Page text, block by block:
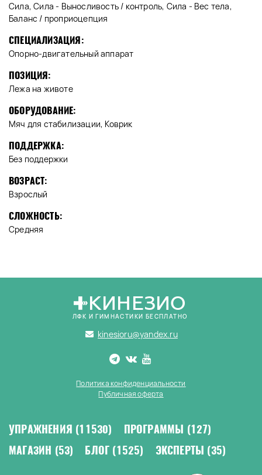
Сила, Сила - Выносливость / контроль, Сила - Вес тела,
Баланс / проприоцепция
СПЕЦИАЛИЗАЦИЯ:
Опорно-двигательный аппарат
ПОЗИЦИЯ:
Лежа на животе
ОБОРУДОВАНИЕ:
Мяч для стабилизации, Коврик
ПОДДЕРЖКА:
Без поддержки
ВОЗРАСТ:
Взрослый
СЛОЖНОСТЬ:
Средняя
КИНЕЗИО
ЛФК И ГИМНАСТИКИ БЕСПЛАТНО
kinesioru@yandex.ru
Политика конфиденциальности
Публичная оферта
УПРАЖНЕНИЯ (11530) ПРОГРАММЫ (127)
МАГАЗИН (53) БЛОГ (1525) ЭКСПЕРТЫ (35)